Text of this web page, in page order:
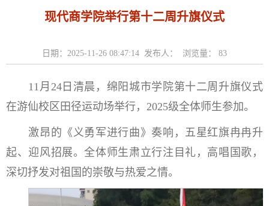
现代商学院举行第十二周升旗仪式
日期：2025-11-26 08:47:14 发布人： 浏览量： 83
11月24日清晨，绵阳城市学院第十二周升旗仪式
在游仙校区田径运动场举行，2025级全体师生参加。
激昂的《义勇军进行曲》奏响，五星红旗冉冉升
起、迎风招展。全体师生肃立行注目礼，高唱国歌，
深切抒发对祖国的崇敬与热爱之情。